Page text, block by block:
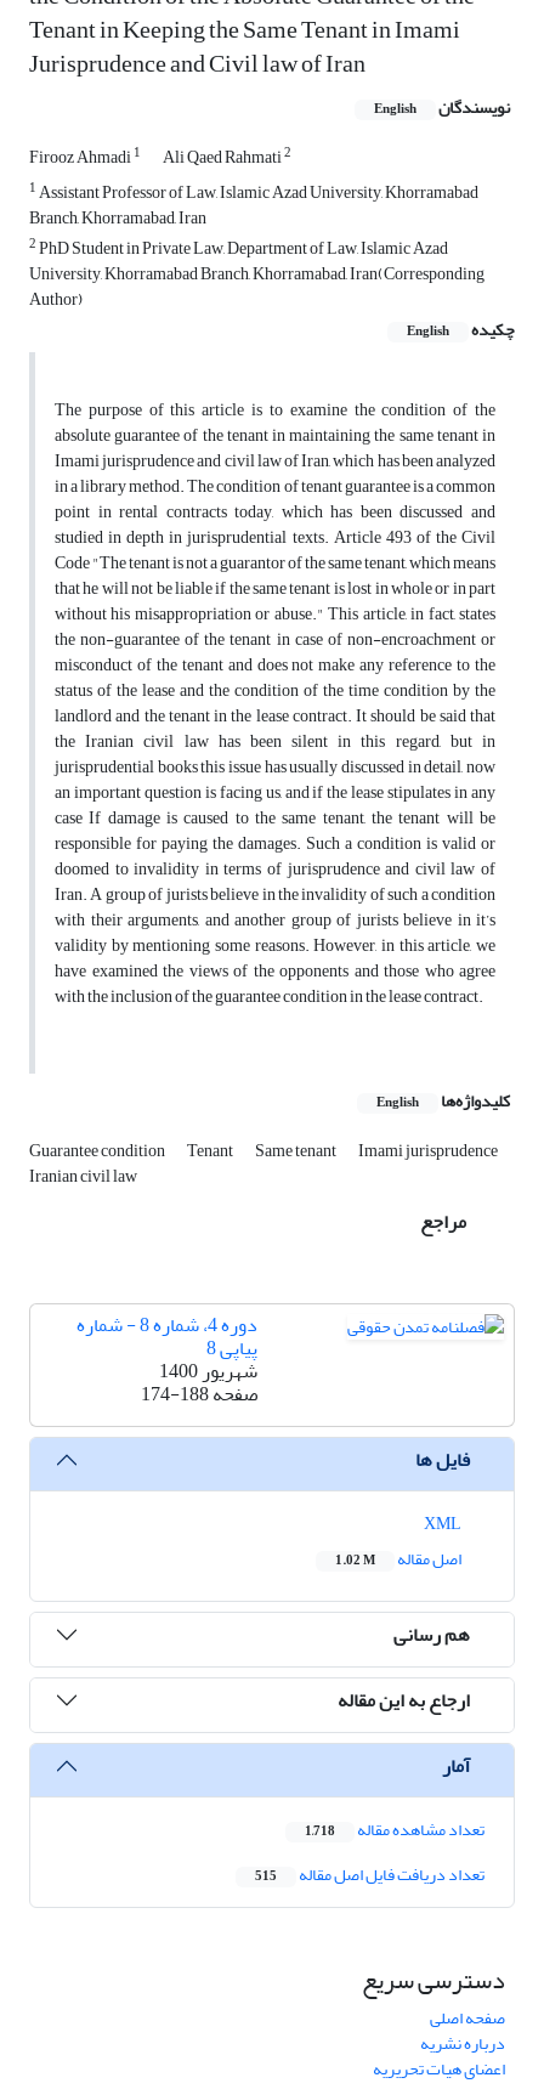
Tenant in Keeping the Same Tenant in Imami
Jurisprudence and Civil law of Iran
نویسندگان English
Firooz Ahmadi1 Ali Qaed Rahmati2
1Assistant Professor of Law, Islamic Azad University, Khorramabad
Branch, Khorramabad, Iran
2PhD Student in Private Law, Department of Law, Islamic Azad
University, Khorramabad Branch, Khorramabad, Iran(Corresponding
Author)
چکیده
English
The purpose of this article is to examine the condition of the
absolute guarantee of the tenant in maintaining the same tenant in
Imami jurisprudence and civil law of Iran, which has been analyzed
in a library method. The condition of tenant guarantee is a common
point in rental contracts today, which has been discussed and
studied in depth in jurisprudential texts. Article 493 of the Civil
Code "The tenant is not a guarantor of the same tenant, which means
that he will not be liable if the same tenant is lost in whole or in part
without his misappropriation or abuse." This article, in fact, states
the non-guarantee of the tenant in case of non-encroachment or
misconduct of the tenant and does not make any reference to the
status of the lease and the condition of the time condition by the
landlord and the tenant in the lease contract. It should be said that
the Iranian civil law has been silent in this regard, but in
jurisprudential books this issue has usually discussed in detail, now
an important question is facing us, and if the lease stipulates in any
case If damage is caused to the same tenant, the tenant will be
responsible for paying the damages. Such a condition is valid or
doomed to invalidity in terms of jurisprudence and civil law of
Iran. A group of jurists believe in the invalidity of such a condition
with their arguments, and another group of jurists believe in it’s
validity by mentioning some reasons. However, in this article, we
have examined the views of the opponents and those who agree
with the inclusion of the guarantee condition in the lease contract.
کلیدواژه‌ها English
Guarantee condition Tenant Same tenant Imami jurisprudence
Iranian civil law
مراجع
دوره 4، شماره 8 - شماره
پیاپی 8
شهریور 1400
صفحه174-188
فایل ها
اصل مقاله
1.02 M
هم رسانی
ارجاع به این مقاله
آمار
تعداد مشاهده مقاله 1,718
تعداد دریافت فایل اصل مقاله 515
دسترسی سریع
صفحه اصلی
درباره نشریه
اعضای هیات تحریریه